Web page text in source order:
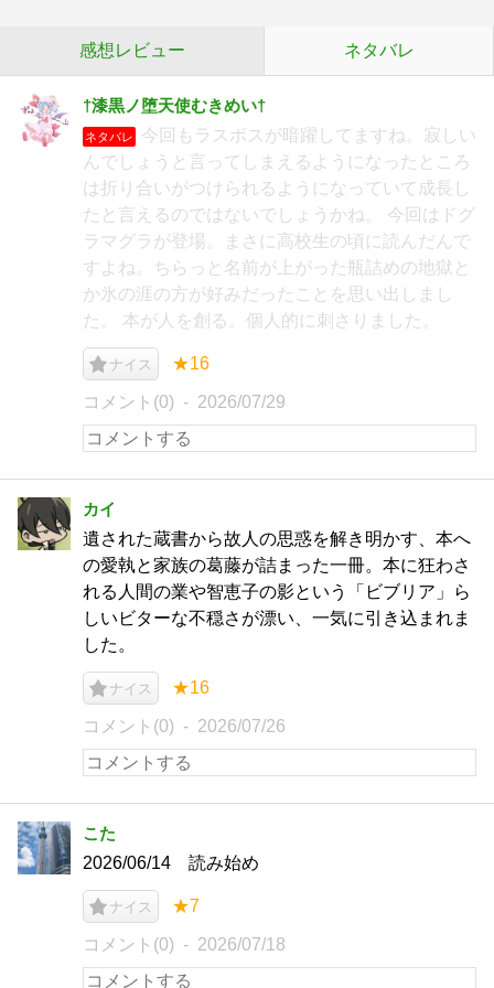
感想レビュー ネタバレ
†漆黒ノ堕天使むきめい†
ネタバレ
今回もラスボスが暗躍してますね。寂しい
んでしょうと言ってしまえるようになったところ
は折り合いがつけられるようになっていて成長し
たと言えるのではないでしょうかね。 今回はドグ
ラマグラが登場。まさに高校生の頃に読んだんで
すよね。ちらっと名前が上がった瓶詰めの地獄と
か氷の涯の方が好みだったことを思い出しまし
た。 本が人を創る。個人的に刺さりました。
ナイス ★16
コメント(0) 2026/07/29
カイ
遺された蔵書から故人の思惑を解き明かす、本へ
の愛執と家族の葛藤が詰まった一冊。本に狂わさ
れる人間の業や智恵子の影という「ビブリア」ら
しいビターな不穏さが漂い、一気に引き込まれま
した。
ナイス ★16
コメント(0) 2026/07/26
こた
2026/06/14 読み始め
ナイス ★7
コメント(0) 2026/07/18